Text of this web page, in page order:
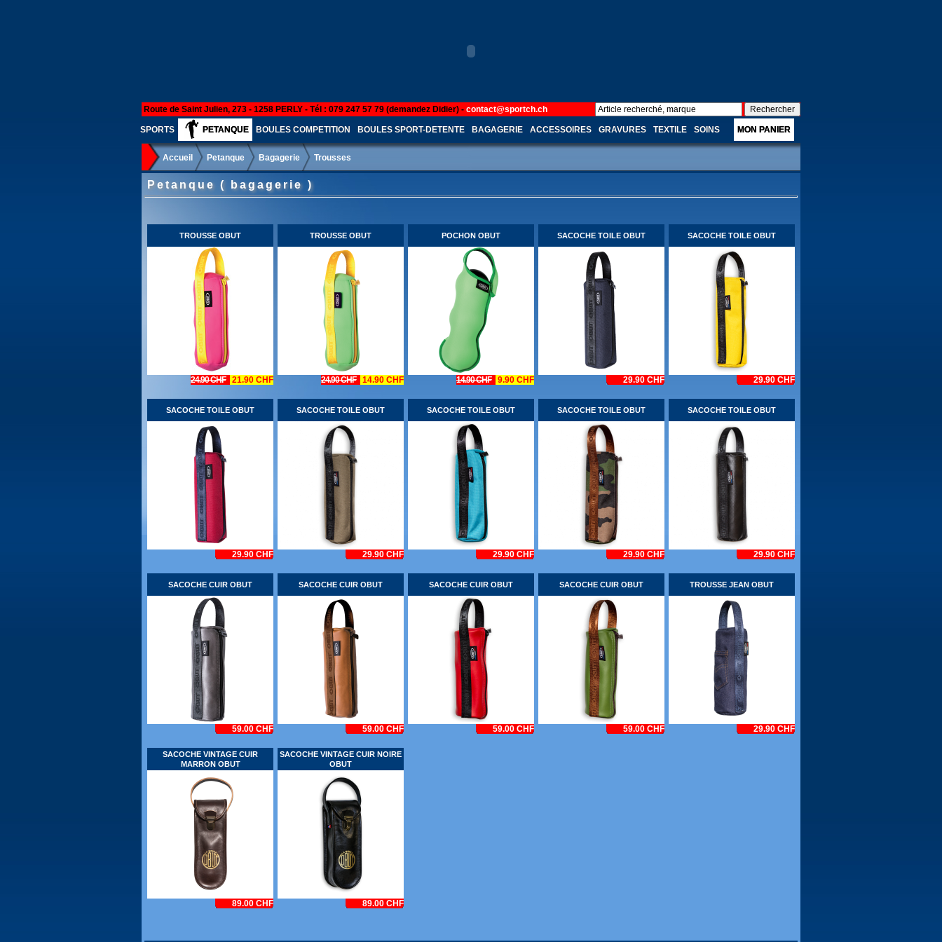
Route de Saint Julien, 273 - 1258 PERLY - Tél : 079 247 57 79 (demandez Didier) - contact@sportch.ch
SPORTS PETANQUE BOULES COMPETITION BOULES SPORT-DETENTE BAGAGERIE ACCESSOIRES GRAVURES TEXTILE SOINS MON PANIER
Accueil Petanque Bagagerie Trousses
Petanque ( bagagerie )
TROUSSE OBUT
24.90 CHF 21.90 CHF
TROUSSE OBUT
24.90 CHF 14.90 CHF
POCHON OBUT
14.90 CHF 9.90 CHF
SACOCHE TOILE OBUT
29.90 CHF
SACOCHE TOILE OBUT
29.90 CHF
SACOCHE TOILE OBUT
29.90 CHF
SACOCHE TOILE OBUT
29.90 CHF
SACOCHE TOILE OBUT
29.90 CHF
SACOCHE TOILE OBUT
29.90 CHF
SACOCHE TOILE OBUT
29.90 CHF
SACOCHE CUIR OBUT
59.00 CHF
SACOCHE CUIR OBUT
59.00 CHF
SACOCHE CUIR OBUT
59.00 CHF
SACOCHE CUIR OBUT
59.00 CHF
TROUSSE JEAN OBUT
29.90 CHF
SACOCHE VINTAGE CUIR
MARRON OBUT
89.00 CHF
SACOCHE VINTAGE CUIR NOIRE
OBUT
89.00 CHF